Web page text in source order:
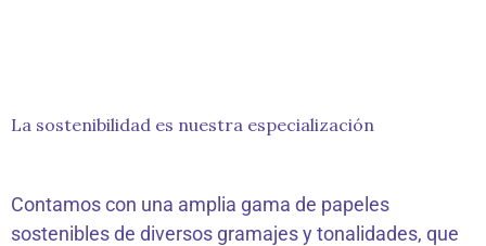
La sostenibilidad es nuestra especialización
Contamos con una amplia gama de papeles
sostenibles de diversos gramajes y tonalidades, que